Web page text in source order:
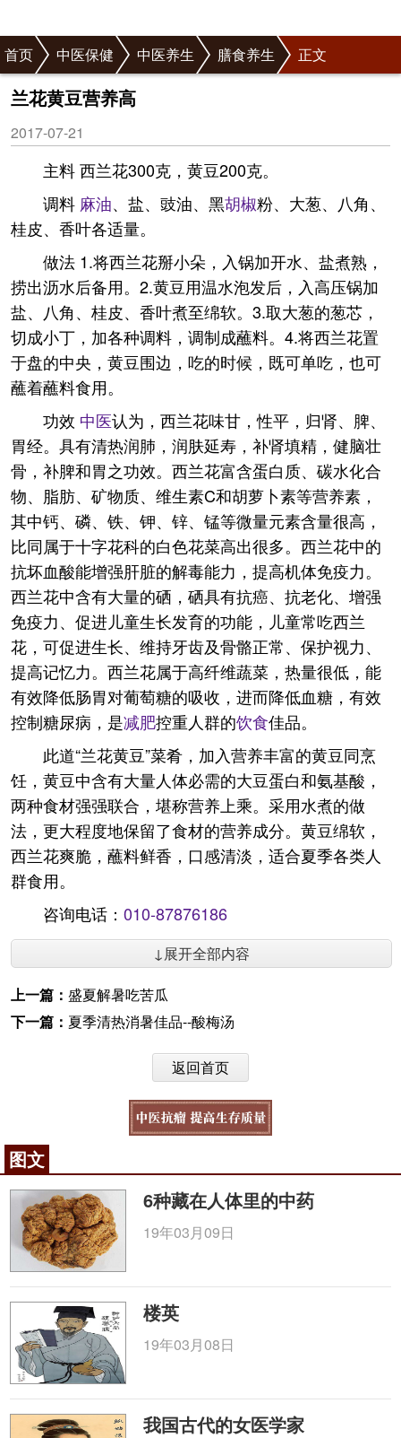
首页 中医保健 中医养生 膳食养生 正文
兰花黄豆营养高
2017-07-21
主料 西兰花300克，黄豆200克。
调料 麻油、盐、豉油、黑胡椒粉、大葱、八角、
桂皮、香叶各适量。
做法 1.将西兰花掰小朵，入锅加开水、盐煮熟，
捞出沥水后备用。2.黄豆用温水泡发后，入高压锅加
盐、八角、桂皮、香叶煮至绵软。3.取大葱的葱芯，
切成小丁，加各种调料，调制成蘸料。4.将西兰花置
于盘的中央，黄豆围边，吃的时候，既可单吃，也可
蘸着蘸料食用。
功效 中医认为，西兰花味甘，性平，归肾、脾、
胃经。具有清热润肺，润肤延寿，补肾填精，健脑壮
骨，补脾和胃之功效。西兰花富含蛋白质、碳水化合
物、脂肪、矿物质、维生素C和胡萝卜素等营养素，
其中钙、磷、铁、钾、锌、锰等微量元素含量很高，
比同属于十字花科的白色花菜高出很多。西兰花中的
抗坏血酸能增强肝脏的解毒能力，提高机体免疫力。
西兰花中含有大量的硒，硒具有抗癌、抗老化、增强
免疫力、促进儿童生长发育的功能，儿童常吃西兰
花，可促进生长、维持牙齿及骨骼正常、保护视力、
提高记忆力。西兰花属于高纤维蔬菜，热量很低，能
有效降低肠胃对葡萄糖的吸收，进而降低血糖，有效
控制糖尿病，是减肥控重人群的饮食佳品。
此道“兰花黄豆”菜肴，加入营养丰富的黄豆同烹
饪，黄豆中含有大量人体必需的大豆蛋白和氨基酸，
两种食材强强联合，堪称营养上乘。采用水煮的做
法，更大程度地保留了食材的营养成分。黄豆绵软，
西兰花爽脆，蘸料鲜香，口感清淡，适合夏季各类人
群食用。
咨询电话： 010-87876186
↓展开全部内容
上一篇： 盛夏解暑吃苦瓜
下一篇： 夏季清热消暑佳品--酸梅汤
返回首页
图文
6种藏在人体里的中药
19年03月09日
楼英
19年03月08日
我国古代的女医学家